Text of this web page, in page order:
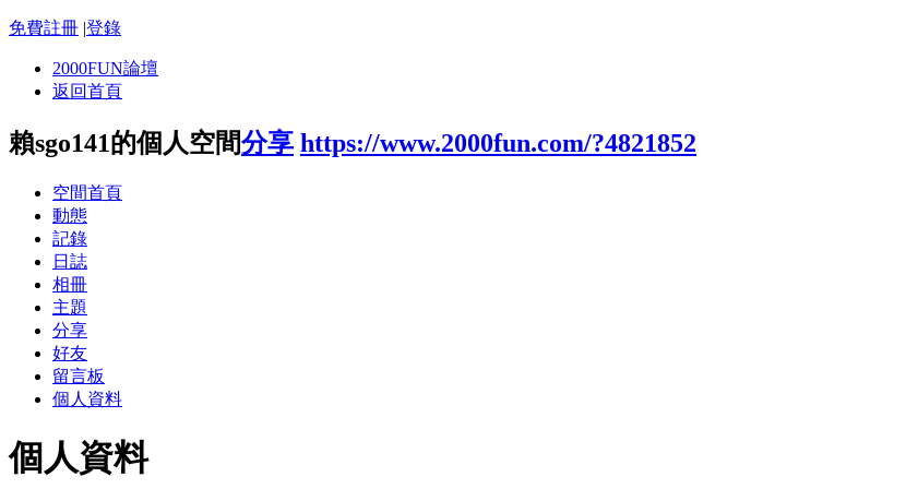
免費註冊 |登錄
2000FUN論壇
返回首頁
賴sgo141的個人空間分享 https://www.2000fun.com/?4821852
空間首頁
動態
記錄
日誌
相冊
主題
分享
好友
留言板
個人資料
個人資料